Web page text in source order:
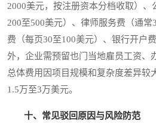
2000美元，按注册资本分档收取）、
200至500美元）、律师服务费（通
费（每页30至100美元）、银行开户
外，企业需预留也门当地雇员工资、
总体费用因项目规模和复杂度差异较
1.5万至3万美元。
十、常见驳回原因与风险防范